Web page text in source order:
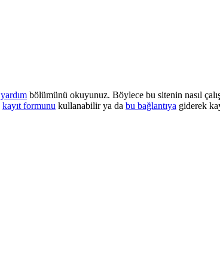
yardım bölümünü okuyunuz. Böylece bu sitenin nasıl
kayıt formunu kullanabilir ya da bu bağlantıya giderek